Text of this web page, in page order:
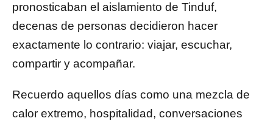
pronosticaban el aislamiento de Tinduf,
decenas de personas decidieron hacer
exactamente lo contrario: viajar, escuchar,
compartir y acompañar.
Recuerdo aquellos días como una mezcla de
calor extremo, hospitalidad, conversaciones